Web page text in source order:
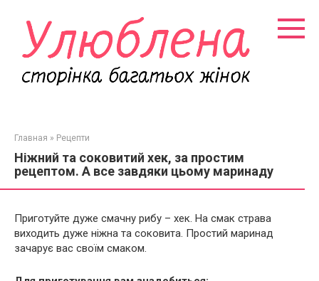
контенту
Главная » Рецепти
Ніжний та соковитий хек, за простим
рецептом. А все завдяки цьому маринаду
Приготуйте дуже смачну рибу – хек. На смак страва
виходить дуже ніжна та соковита. Простий маринад
зачарує вас своїм смаком.